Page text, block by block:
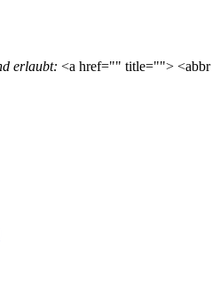
erlaubt: <a href="" title="">